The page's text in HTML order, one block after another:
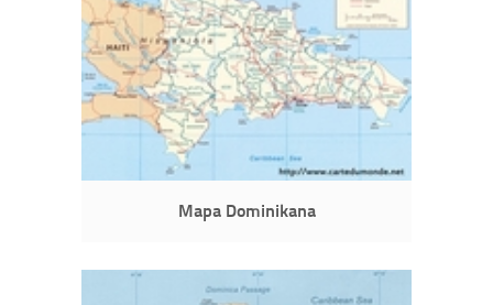
Mapa Dominikana